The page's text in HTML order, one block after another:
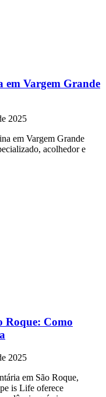
em Vargem Grande
2025
em Vargem Grande
acolhedor e
Roque: Como
2025
em São Roque,
is Life oferece